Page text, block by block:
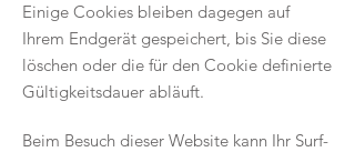
Einige Cookies bleiben dagegen auf
Ihrem Endgerät gespeichert, bis Sie diese
löschen oder die für den Cookie definierte
Gültigkeitsdauer abläuft.
Beim Besuch dieser Website kann Ihr Surf-